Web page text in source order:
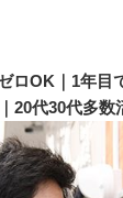
ロOK｜1年目
20代30代多数